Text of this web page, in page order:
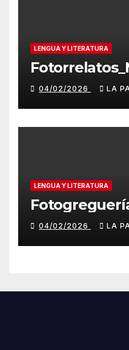
LENGUA Y LITERATURA
04/02/2026 LA
LENGUA Y LITERATURA
04/02/2026 LA